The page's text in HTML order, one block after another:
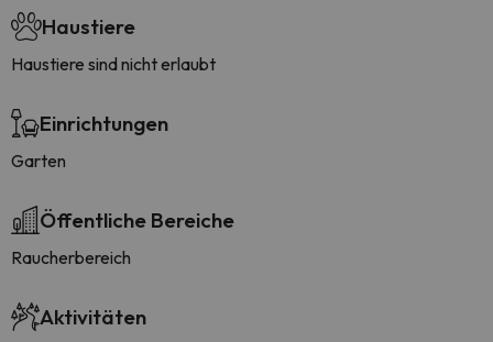
Haustiere
Haustiere sind nicht erlaubt
Einrichtungen
Garten
Öffentliche Bereiche
Raucherbereich
Aktivitäten